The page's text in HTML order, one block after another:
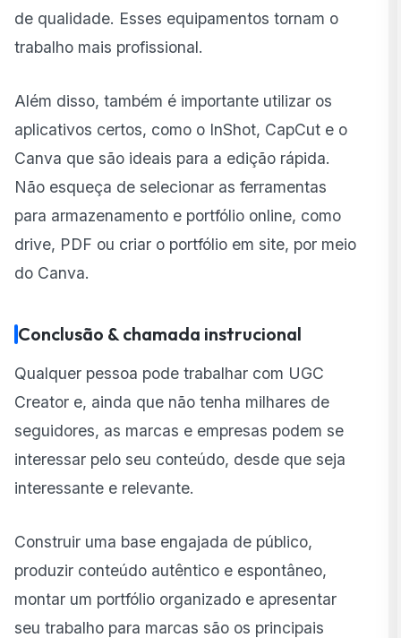
de qualidade. Esses equipamentos tornam o
trabalho mais profissional.
Além disso, também é importante utilizar os
aplicativos certos, como o InShot, CapCut e o
Canva que são ideais para a edição rápida.
Não esqueça de selecionar as ferramentas
para armazenamento e portfólio online, como
drive, PDF ou criar o portfólio em site, por meio
do Canva.
Conclusão & chamada instrucional
Qualquer pessoa pode trabalhar com UGC
Creator e, ainda que não tenha milhares de
seguidores, as marcas e empresas podem se
interessar pelo seu conteúdo, desde que seja
interessante e relevante.
Construir uma base engajada de público,
produzir conteúdo autêntico e espontâneo,
montar um portfólio organizado e apresentar
seu trabalho para marcas são os principais